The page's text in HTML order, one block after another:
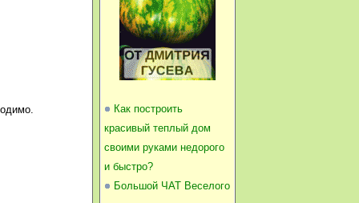
Как построить
красивый теплый дом
своими руками недорого
и быстро?
Большой ЧАТ Веселого